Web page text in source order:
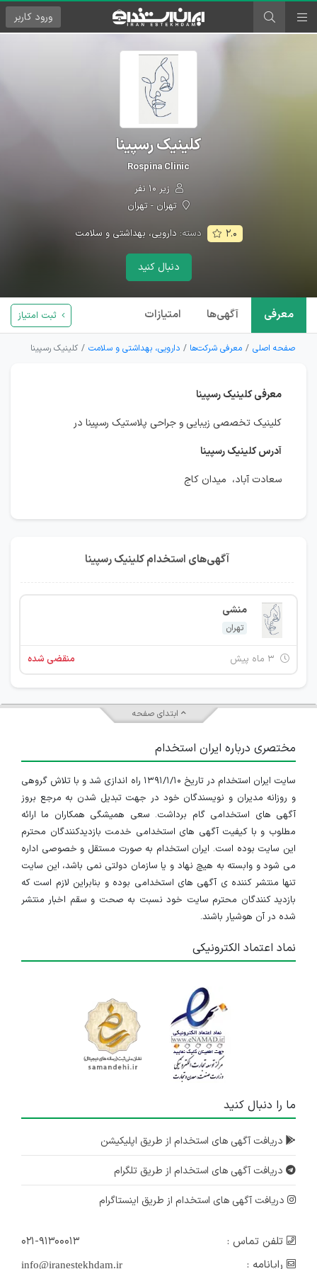
ورود کاربر
کلینیک رسپینا
Rospina Clinic
زیر ۱۰ نفر
تهران - تهران
۲.۰ دسته:دارویی، بهداشتی و سلامت
دنبال کنید
معرفی آگهی‌ها امتیازات ثبت امتیاز
صفحه اصلی معرفی شرکت‌ها دارویی، بهداشتی و سلامت کلینیک رسپینا
معرفی کلینیک رسپینا
کلینیک تخصصی زیبایی و جراحی پلاستیک رسپینا در
آدرس کلینیک رسپینا
سعادت آباد، میدان کاج
آگهی‌های استخدام کلینیک رسپینا
منشی
تهران
منقضی شده
ابتدای صفحه
مختصری درباره ایران استخدام
سایت ایران استخدام در تاریخ ۱۳۹۱/۱/۱۰ راه اندازی شد و با تلاش گروهی
و روزانه مدیران و نویسندگان خود در جهت تبدیل شدن به مرجع بروز
آگهی های استخدامی گام برداشت. سعی همیشگی همکاران ما ارائه
مطلوب و با کیفیت آگهی های استخدامی خدمت بازدیدکنندگان محترم
این سایت بوده است. ایران استخدام به صورت مستقل و خصوصی اداره
می شود و وابسته به هیچ نهاد و یا سازمان دولتی نمی باشد، این سایت
تنها منتشر کننده ی آگهی های استخدامی بوده و بنابراین لازم است که
بازدید کنندگان محترم سایت خود نسبت به صحت و سقم اخبار منتشر
شده در آن هوشیار باشند.
نماد اعتماد الکترونیکی
ما را دنبال کنید
دریافت آگهی های استخدام از طریق اپلیکیشن
دریافت آگهی های استخدام از طریق تلگرام
دریافت آگهی های استخدام از طریق اینستاگرام
تلفن تماس :
۰۲۱-۹۱۳۰۰۰۱۳
رایانامه :
info@iranestekhdam.ir